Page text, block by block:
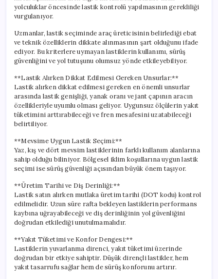
yolculuklar öncesinde lastik kontrolü yapılmasının gerekliliği
vurgulanıyor.
Uzmanlar, lastik seçiminde araç üreticisinin belirlediği ebat
ve teknik özelliklerin dikkate alınmasının şart olduğunu ifade
ediyor. Bu kriterlere uymayan lastiklerin kullanımı, sürüş
güvenliğini ve yol tutuşunu olumsuz yönde etkileyebiliyor.
**Lastik Alırken Dikkat Edilmesi Gereken Unsurlar:**
Lastik alırken dikkat edilmesi gereken en önemli unsurlar
arasında lastik genişliği, yanak oranı ve jant çapının aracın
özellikleriyle uyumlu olması geliyor. Uygunsuz ölçülerin yakıt
tüketimini arttırabileceği ve fren mesafesini uzatabileceği
belirtiliyor.
**Mevsime Uygun Lastik Seçimi:**
Yaz, kış ve dört mevsim lastiklerinin farklı kullanım alanlarına
sahip olduğu biliniyor. Bölgesel iklim koşullarına uygun lastik
seçimi ise sürüş güvenliği açısından büyük önem taşıyor.
**Üretim Tarihi ve Diş Derinliği:**
Lastik satın alırken mutlaka üretim tarihi (DOT kodu) kontrol
edilmelidir. Uzun süre rafta bekleyen lastiklerin performans
kaybına uğrayabileceği ve diş derinliğinin yol güvenliğini
doğrudan etkilediği unutulmamalıdır.
**Yakıt Tüketimi ve Konfor Dengesi:**
Lastiklerin yuvarlanma direnci, yakıt tüketimi üzerinde
doğrudan bir etkiye sahiptir. Düşük dirençli lastikler, hem
yakıt tasarrufu sağlar hem de sürüş konforunu artırır.